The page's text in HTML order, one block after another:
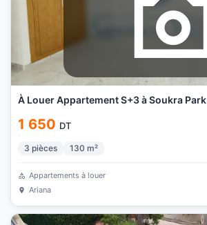
À Louer Appartement S+3 à Soukra Park
1 650 DT
3 pièces 130 m²
Appartements à louer
Ariana